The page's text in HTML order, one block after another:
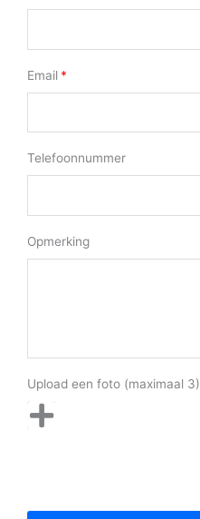
Email
Telefoonnummer
Opmerking
Upload een foto (maximaal 3)